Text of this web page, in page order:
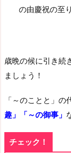
の由慶祝の至
歳晩の候に引き続
ましょう！
「～のことと」の
趣」「～の御事」
チェック！